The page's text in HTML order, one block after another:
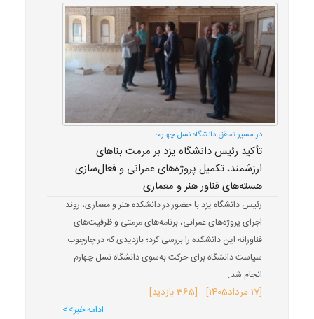
در مسیر تحقق دانشگاه نسل چهارم؛
تأکید رئیس دانشگاه یزد بر مرمت بناهای
ارزشمند، تکمیل پروژه‌های عمرانی و فعال‌سازی
هسته‌های فناور هنر و معماری
رئیس دانشگاه یزد با حضور در دانشکده هنر و معماری، روند
اجرای پروژه‌های عمرانی، برنامه‌های مرمتی و ظرفیت‌های
فناورانه این دانشکده را بررسی کرد؛ بازدیدی که در چارچوب
سیاست دانشگاه برای حرکت به‌سوی دانشگاه نسل چهارم
انجام شد.
[17 مرداد 1405] [365 بازدید]
ادامه خبر>>